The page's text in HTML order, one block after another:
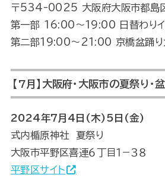
〒534-0025 大阪府大阪市都島区
第一部 16:00〜19:00 日替わりイ
第二部19:00〜21:00 京橋盆踊り
【7月】大阪府・大阪市の夏祭り・
2024年7月4日(木)5日(金)
式内楯原神社 夏祭り
大阪市平野区喜連６丁目１−３８
平野区サイト